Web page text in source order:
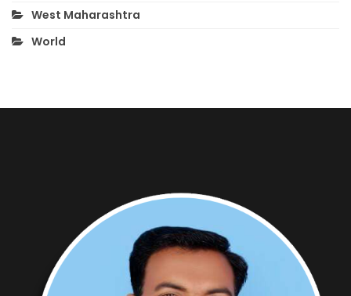
West Maharashtra
World